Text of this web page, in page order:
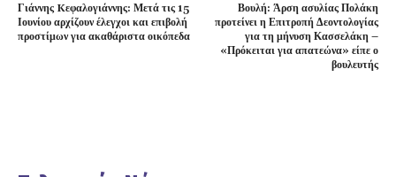
Γιάννης Kεφαλογιάννης: Μετά τις 15
Ιουνίου αρχίζουν έλεγχοι και επιβολή
προστίμων για ακαθάριστα οικόπεδα
Βουλή: Άρση ασυλίας Πολάκη
προτείνει η Επιτροπή Δεοντολογίας
για τη μήνυση Κασσελάκη –
«Πρόκειται για απατεώνα» είπε ο
βουλευτής